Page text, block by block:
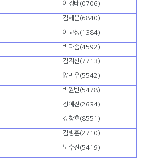
이정태(0706)
김세은(6840)
이교성(1384)
박다솜(4592)
김지산(7713)
양민우(5542)
박원빈(5478)
정예진(2634)
강창호(8551)
김병훈(2710)
노수진(5419)